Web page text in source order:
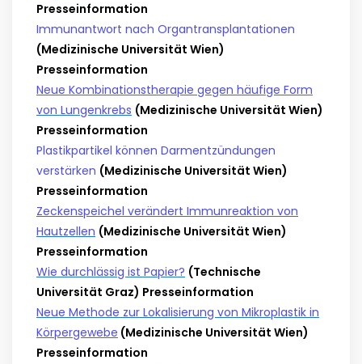
Presseinformation
Immunantwort nach Organtransplantationen
(Medizinische Universität Wien)
Presseinformation
Neue Kombinationstherapie gegen häufige Form
von Lungenkrebs (Medizinische Universität Wien)
Presseinformation
Plastikpartikel können Darmentzündungen
verstärken (Medizinische Universität Wien)
Presseinformation
Zeckenspeichel verändert Immunreaktion von
Hautzellen (Medizinische Universität Wien)
Presseinformation
Wie durchlässig ist Papier? (Technische
Universität Graz) Presseinformation
Neue Methode zur Lokalisierung von Mikroplastik in
Körpergewebe (Medizinische Universität Wien)
Presseinformation